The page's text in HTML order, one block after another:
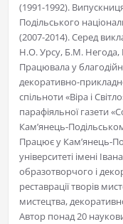
(1991-1992).
Подільського
(2007-2014). Серед
Н.О. Урсу, Б.М.
Працювала у
декоративно-
спільноти «Віра і
парафіяльної газети
Кам’янець-
Працює у Кам’янець-
університеті імені
образотворчого і
реставрації творів
мистецтва,
Автор понад 20